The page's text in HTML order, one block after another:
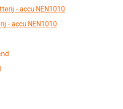
- accu NEN1010